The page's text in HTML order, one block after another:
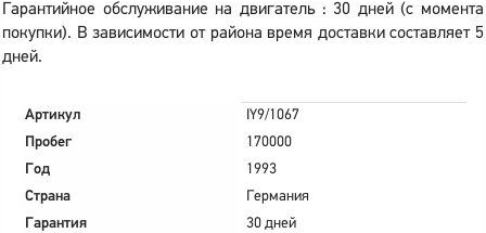
Гарантийное обслуживание на двигатель : 30 дней (с момента
покупки). В зависимости от района время доставки составляет 5
дней.
Артикул
IY9/1067
Пробег
170000
Год
1993
Страна
Германия
Гарантия
30 дней